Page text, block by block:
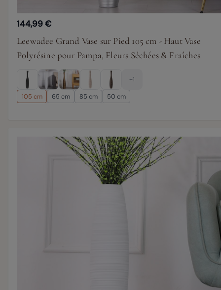
144,99 €
Leewadee Grand Vase sur Pied 105 cm - Haut Vase
Polyrésine pour Pampa, Fleurs Séchées & Fraîches
+1
105 cm 65 cm 85 cm 50 cm